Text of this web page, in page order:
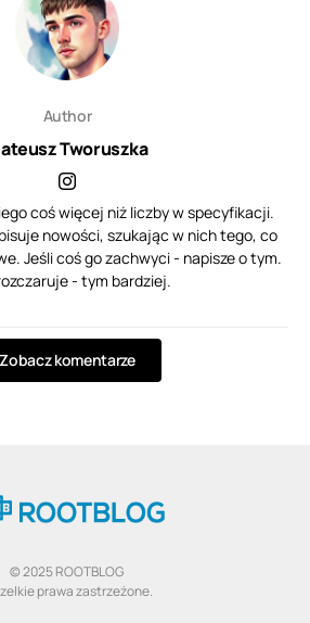
Author
Tworuszka
coś więcej niż liczby w specyfikacji.
nowości, szukając w nich tego, co
Jeśli coś go zachwyci - napisze o tym.
- tym bardziej.
Zobacz komentarze
© 2025 ROOTBLOG
prawa zastrzeżone.